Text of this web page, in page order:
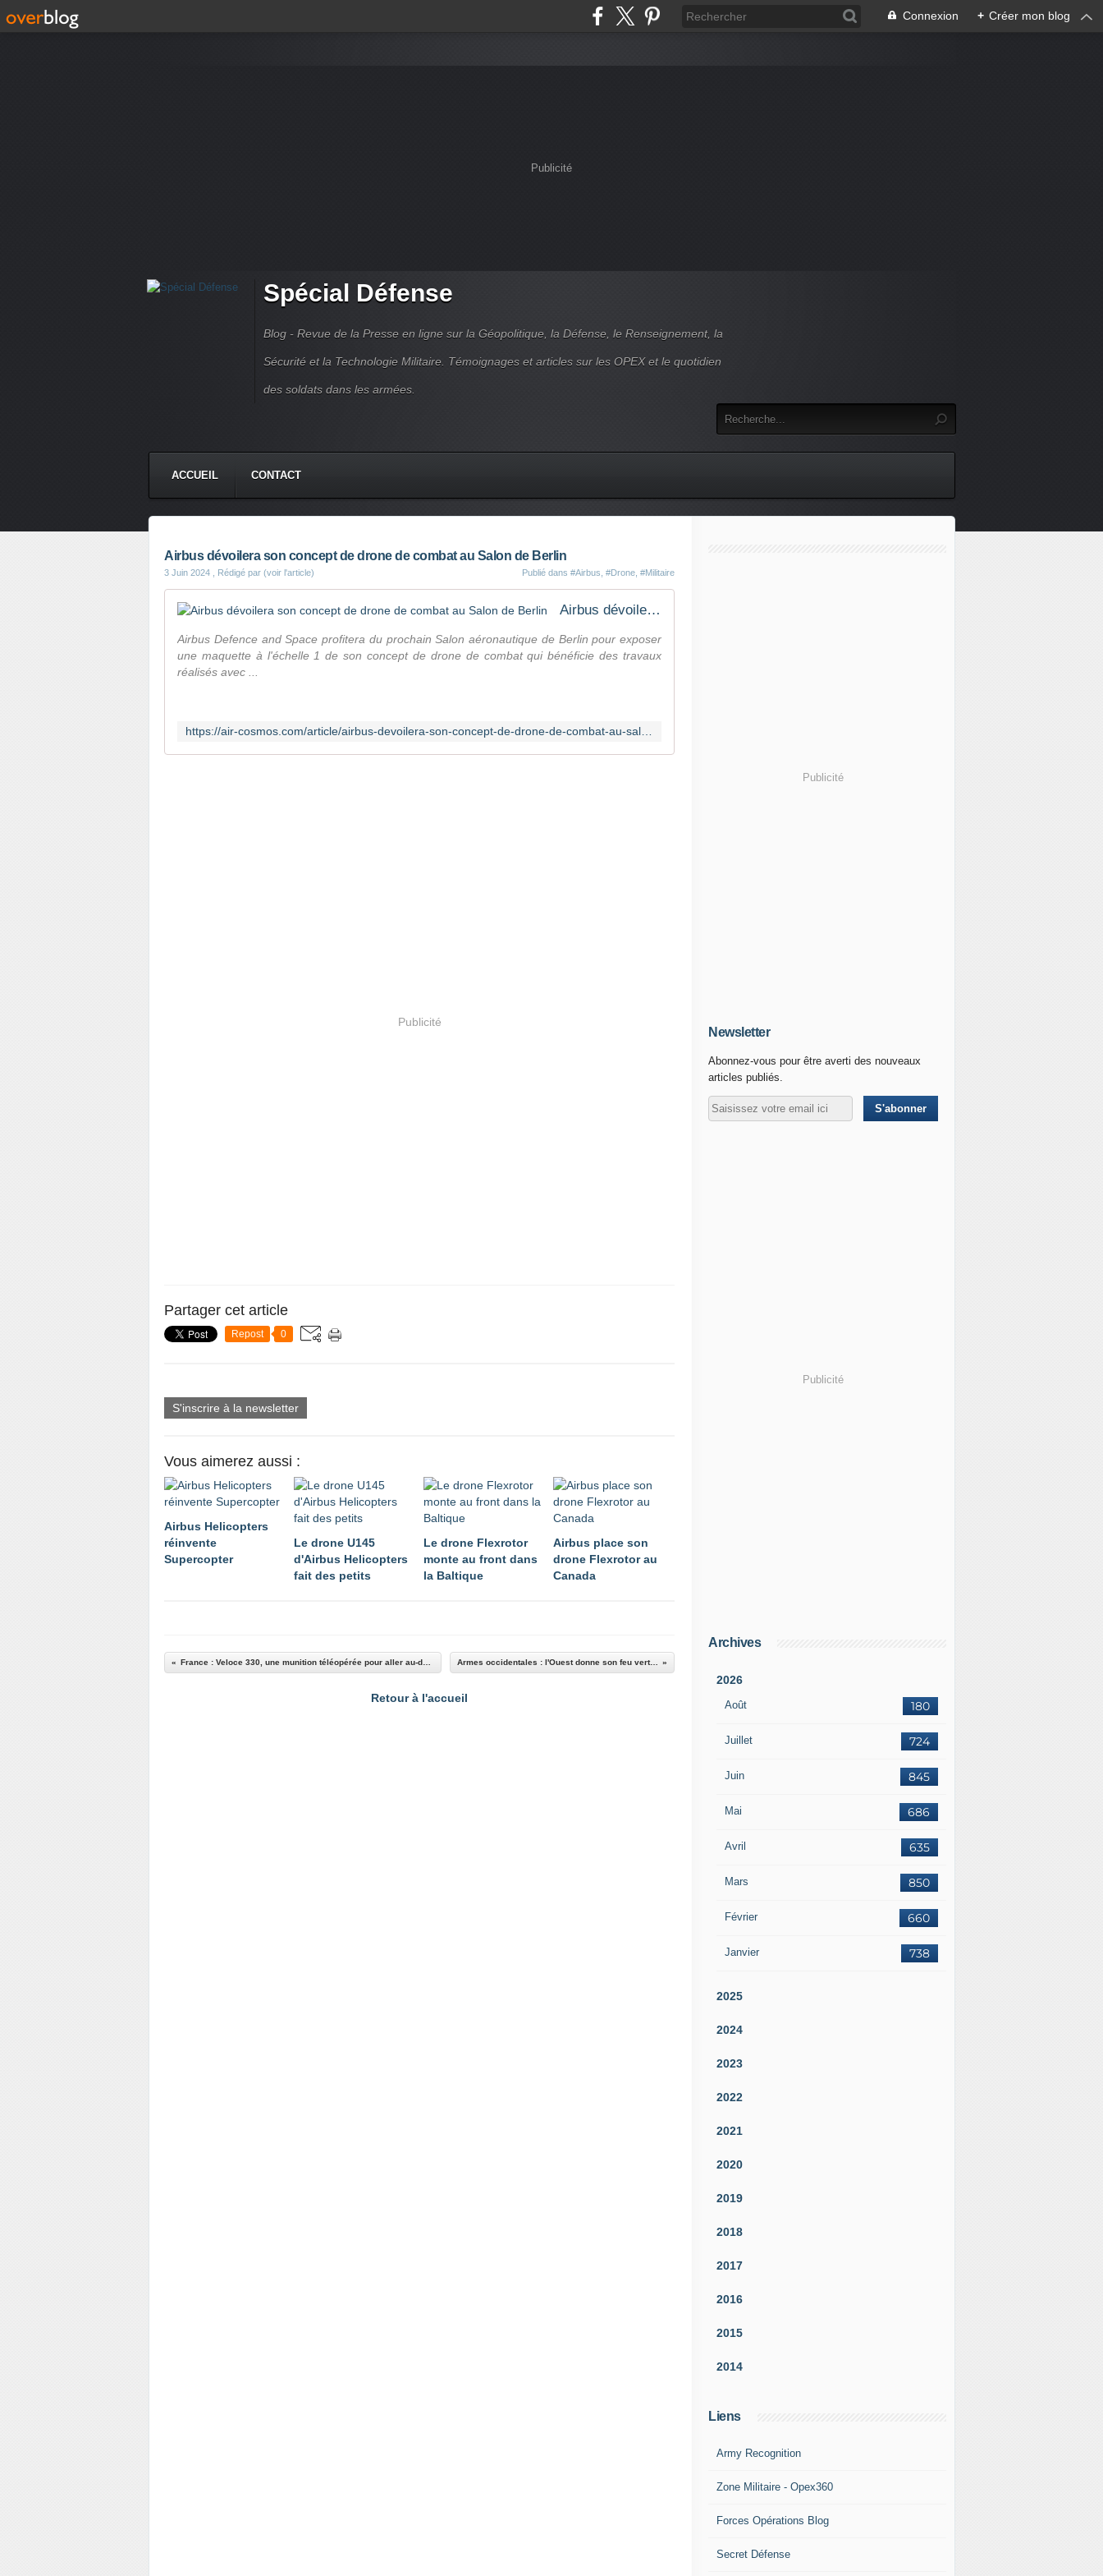
Connexion + Créer mon blog
Publicité
Spécial Défense
Blog - Revue de la Presse en ligne sur la Géopolitique, la Défense, le Renseignement, la
Sécurité et la Technologie Militaire. Témoignages et articles sur les OPEX et le quotidien
des soldats dans les armées.
ACCUEIL CONTACT
Airbus dévoilera son concept de drone de combat au Salon de Berlin
3 Juin 2024 , Rédigé par (voir l'article) Publié dans #Airbus #Drone #Militaire
Airbus dévoilera son concept de drone de combat au Salon de Berlin
Airbus Defence and Space profitera du prochain Salon aéronautique de Berlin pour exposer
une maquette à l'échelle 1 de son concept de drone de combat qui bénéficie des travaux
réalisés avec ...
Publicité
Partager cet article
Repost 0
S'inscrire à la newsletter
Vous aimerez aussi :
Airbus Helicopters
réinvente
Supercopter
Le drone U145
d'Airbus Helicopters
fait des petits
Le drone Flexrotor
monte au front dans
la Baltique
Airbus place son
drone Flexrotor au
Canada
Armes occidentales : l'Ouest donne son feu vert à l'Ukraine
Retour à l'accueil
Publicité
Newsletter
Abonnez-vous pour être averti des nouveaux
articles publiés.
Publicité
Archives
2026
Août 180
Juillet 724
Juin 845
Mai 686
Avril 635
Mars 850
Février 660
Janvier 738
2025
2024
2023
2022
2021
2020
2019
2018
2017
2016
2015
2014
Liens
Army Recognition
Zone Militaire - Opex360
Forces Opérations Blog
Secret Défense